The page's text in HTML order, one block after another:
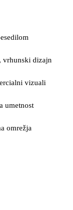
vrhunski dizajn
vizuali
umetnost
omrežja